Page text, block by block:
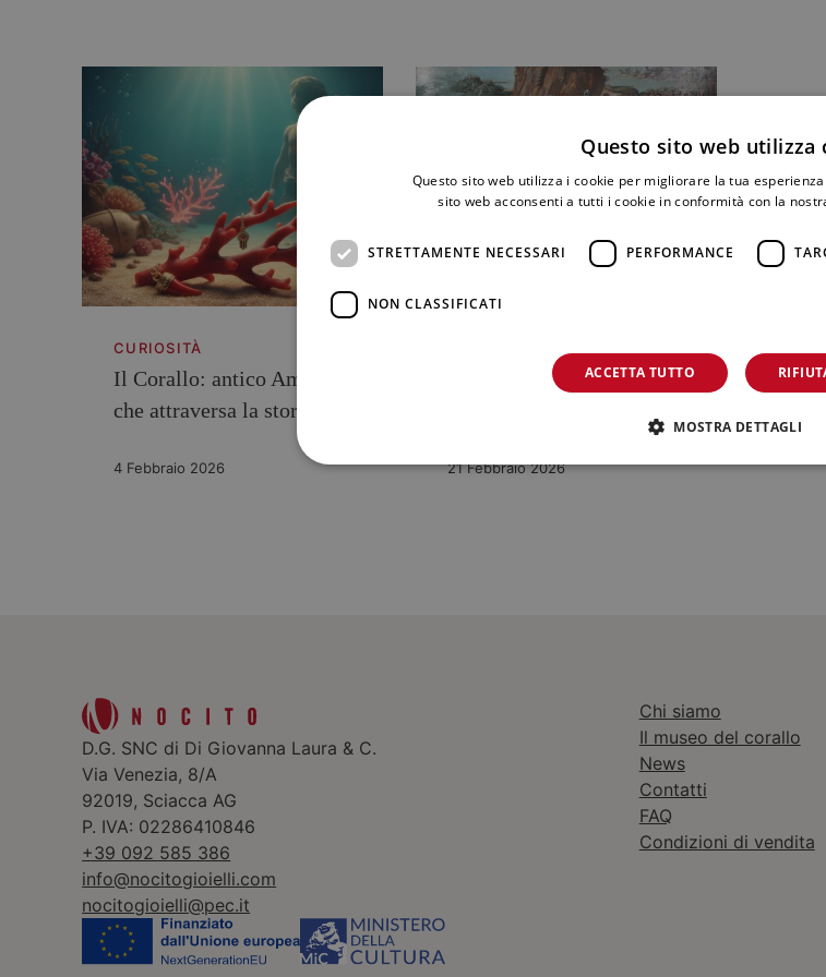
CURIOSITÀ
Il Corallo: antico Amuleto
che attraversa la storia
4 Febbraio 2026
Il Sangue di Medusa:
21 Febbraio 2026
D.G. SNC di Di Giovanna Laura & C.
Via Venezia, 8/A
92019, Sciacca AG
P. IVA: 02286410846
+39 092 585 386
info@nocitogioielli.com
nocitogioielli@pec.it
Chi siamo
Il museo del corallo
News
Contatti
FAQ
Condizioni di vendita
Questo sito web utilizza
Questo sito web utilizza i cookie per migliorare la tua
sito web acconsenti a tutti i cookie in conformità con la
STRETTAMENTE NECESSARI PERFORMANCE
NON CLASSIFICATI
ACCETTA TUTTO
MOSTRA DETTAGLI